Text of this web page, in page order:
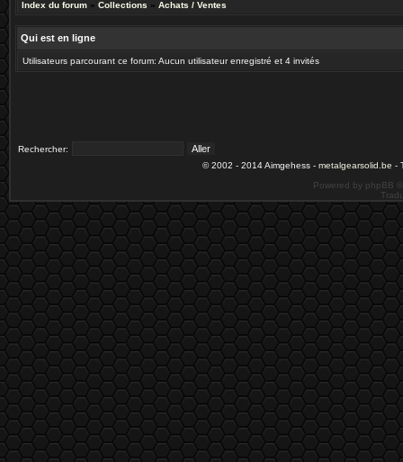
Index du forum » Collections » Achats / Ventes
Qui est en ligne
Utilisateurs parcourant ce forum: Aucun utilisateur enregistré et 4 invités
Rechercher:
© 2002 - 2014 Aimgehess - metalgearsolid.be -
Powered by phpBB